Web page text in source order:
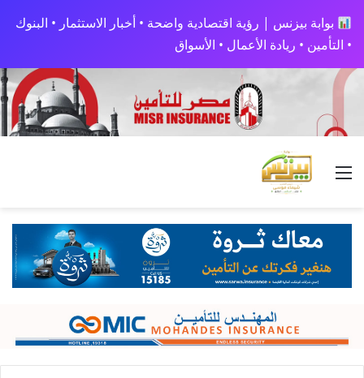
بوابة بيزنس | رؤية اقتصادية واضحة • أخبار الاستثمار • البنوك
• التأمين • ريادة الأعمال • الأسواق
القائمة